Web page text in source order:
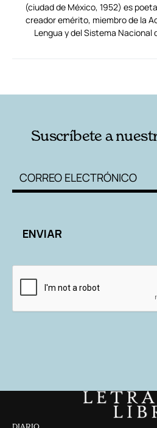
(ciudad de México, 1952) es
creador emérito, miembro de la
Lengua y del Sistema Nacional
Suscríbete a